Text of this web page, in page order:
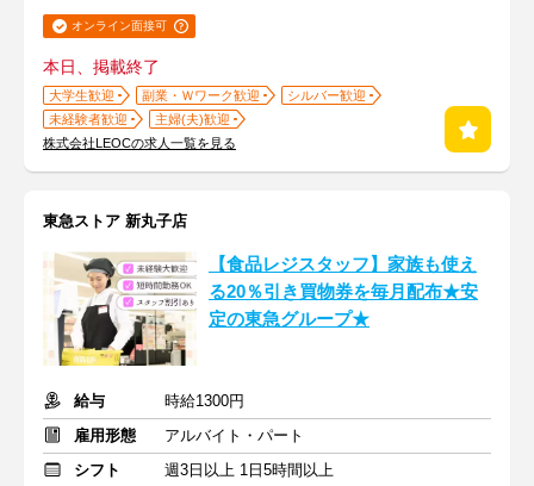
オンライン面接可
本日、掲載終了
大学生歓迎 副業・Ｗワーク歓迎
シルバー歓迎
未経験者歓迎
主婦(夫)歓迎
株式会社LEOCの求人一覧を見る
東急ストア 新丸子店
【食品レジスタッフ】家族も使え
る20％引き買物券を毎月配布★安
定の東急グループ★
給与
時給1300円
雇用形態
アルバイト・パート
シフト
週3日以上 1日5時間以上